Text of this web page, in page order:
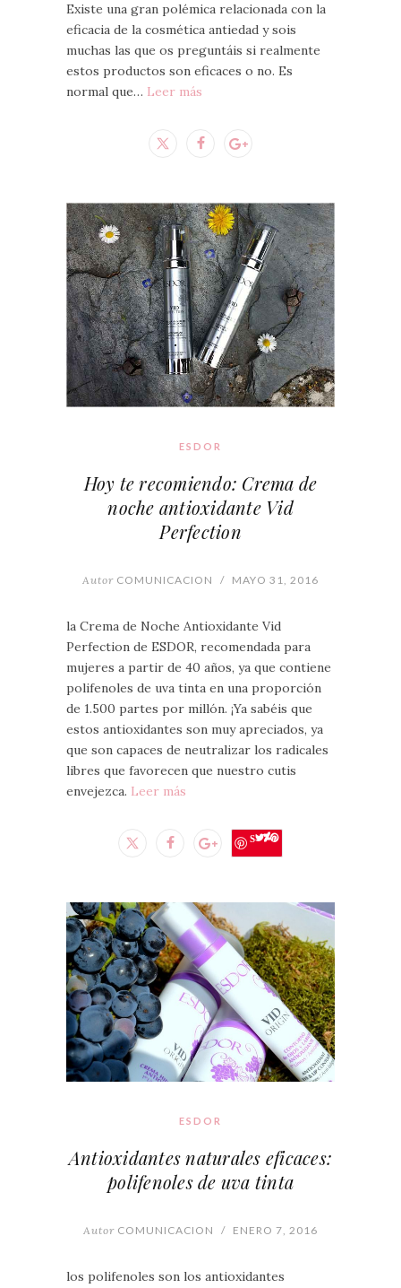
Existe una gran polémica relacionada con la
eficacia de la cosmética antiedad y sois
muchas las que os preguntáis si realmente
estos productos son eficaces o no. Es
normal que… Leer más
ESDOR
Hoy te recomiendo: Crema de
noche antioxidante Vid
Perfection
Autor COMUNICACION / MAYO 31, 2016
la Crema de Noche Antioxidante Vid
Perfection de ESDOR, recomendada para
mujeres a partir de 40 años, ya que contiene
polifenoles de uva tinta en una proporción
de 1.500 partes por millón. ¡Ya sabéis que
estos antioxidantes son muy apreciados, ya
que son capaces de neutralizar los radicales
libres que favorecen que nuestro cutis
envejezca. Leer más
Save
ESDOR
Antioxidantes naturales eficaces:
polifenoles de uva tinta
Autor COMUNICACION / ENERO 7, 2016
los polifenoles son los antioxidantes